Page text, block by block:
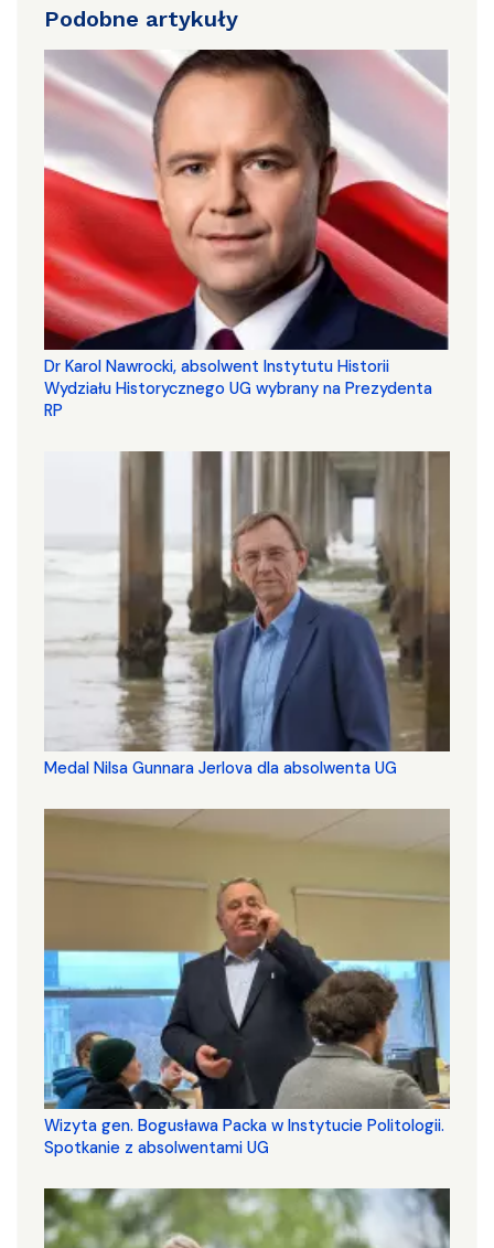
Podobne artykuły
Dr Karol Nawrocki, absolwent Instytutu Historii
Wydziału Historycznego UG wybrany na Prezydenta
RP
Medal Nilsa Gunnara Jerlova dla absolwenta UG
Wizyta gen. Bogusława Packa w Instytucie Politologii.
Spotkanie z absolwentami UG